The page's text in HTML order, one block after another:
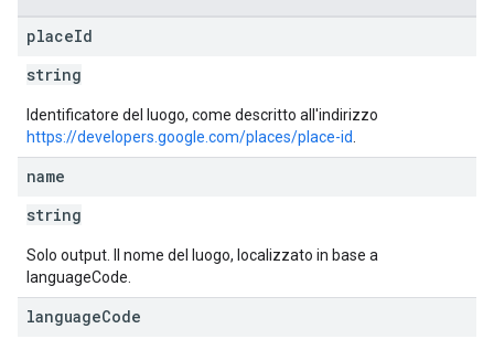
placeId
string
Identificatore del luogo, come descritto all'indirizzo
https://developers.google.com/places/place-id
name
string
Solo output. Il nome del luogo, localizzato in base a
languageCode.
languageCode